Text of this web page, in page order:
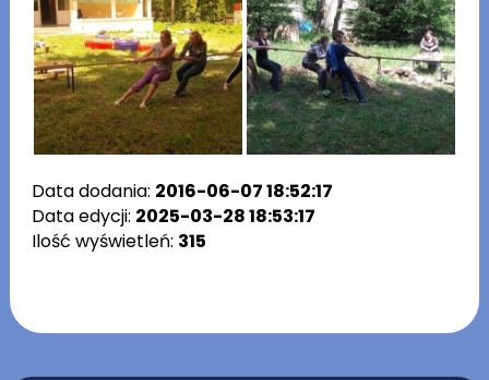
Data dodania: 2016-06-07 18:52:17
Data edycji: 2025-03-28 18:53:17
Ilość wyświetleń: 315